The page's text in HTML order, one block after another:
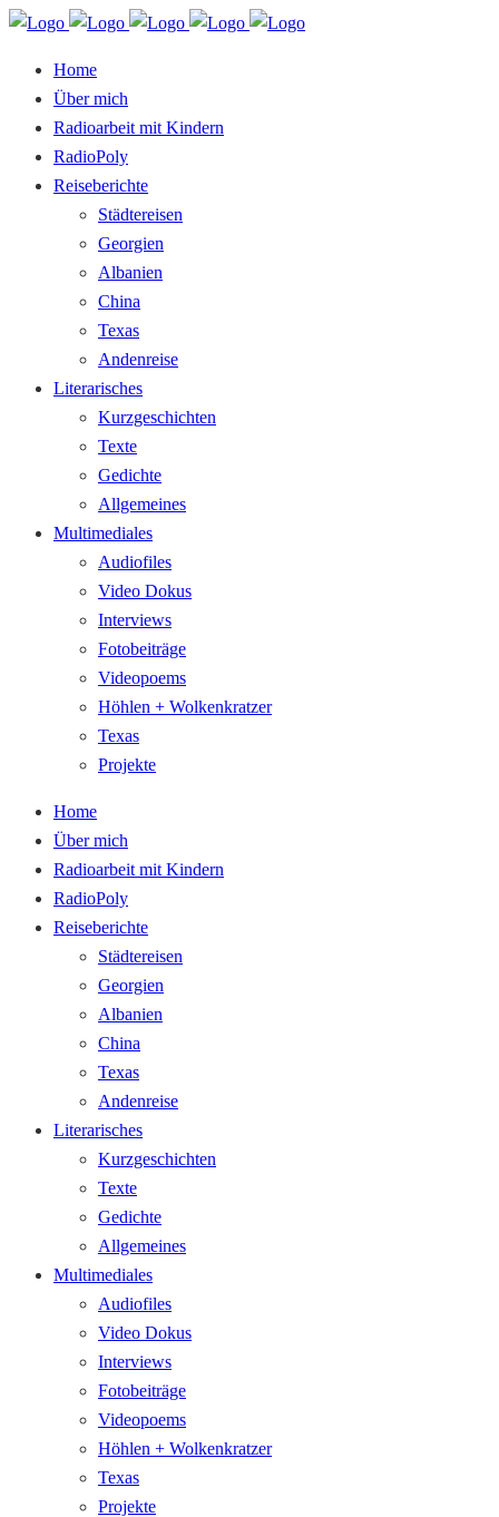
Home
Über mich
Radioarbeit mit Kindern
RadioPoly
Reiseberichte
Städtereisen
Georgien
Albanien
China
Texas
Andenreise
Literarisches
Kurzgeschichten
Texte
Gedichte
Allgemeines
Multimediales
Audiofiles
Video Dokus
Interviews
Fotobeiträge
Videopoems
Höhlen + Wolkenkratzer
Texas
Projekte
Home
Über mich
Radioarbeit mit Kindern
RadioPoly
Reiseberichte
Städtereisen
Georgien
Albanien
China
Texas
Andenreise
Literarisches
Kurzgeschichten
Texte
Gedichte
Allgemeines
Multimediales
Audiofiles
Video Dokus
Interviews
Fotobeiträge
Videopoems
Höhlen + Wolkenkratzer
Texas
Projekte